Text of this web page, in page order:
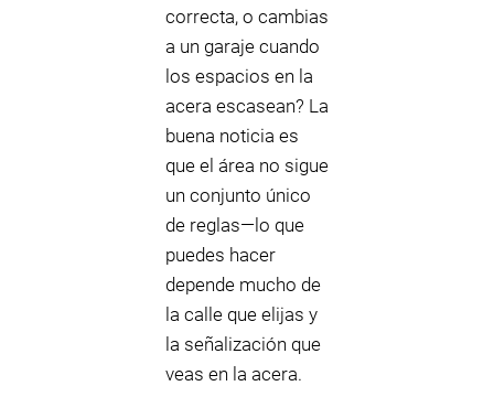
correcta, o cambias
a un garaje cuando
los espacios en la
acera escasean? La
buena noticia es
que el área no sigue
un conjunto único
de reglas—lo que
puedes hacer
depende mucho de
la calle que elijas y
la señalización que
veas en la acera.